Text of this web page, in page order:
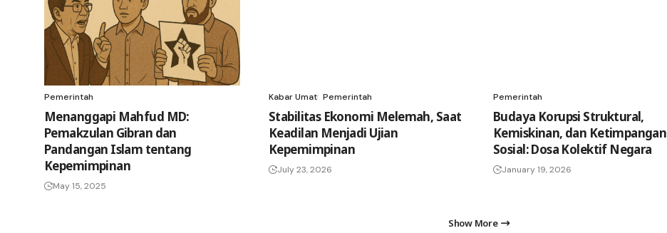
Pemerintah
Menanggapi Mahfud MD:
Pemakzulan Gibran dan
Pandangan Islam tentang
Kepemimpinan
May 15, 2025
Kabar Umat Pemerintah
Stabilitas Ekonomi Melemah, Saat
Keadilan Menjadi Ujian
Kepemimpinan
July 23, 2026
Pemerintah
Budaya Korupsi Struktural,
Kemiskinan, dan Ketimpangan
Sosial: Dosa Kolektif Negara
January 19, 2026
Show More